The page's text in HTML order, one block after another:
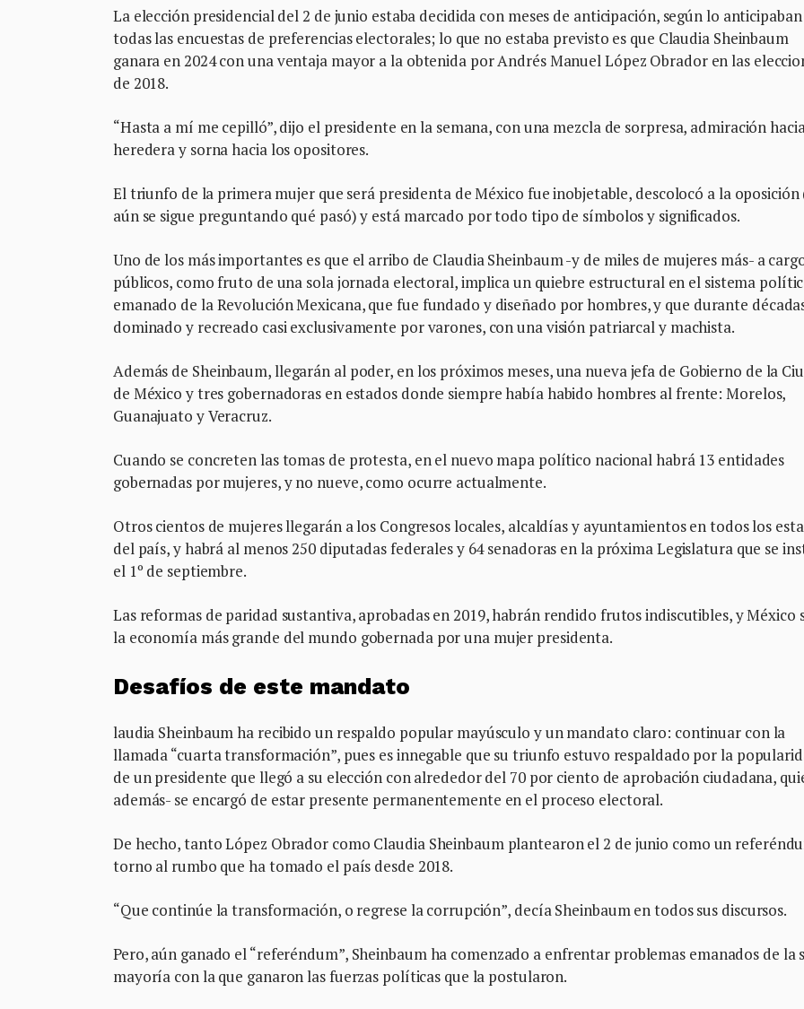
La elección presidencial del 2 de junio estaba decidida con meses de anticipación, según lo anticipaban
todas las encuestas de preferencias electorales; lo que no estaba previsto es que Claudia Sheinbaum
ganara en 2024 con una ventaja mayor a la obtenida por Andrés Manuel López Obrador en las
de 2018.
“Hasta a mí me cepilló”, dijo el presidente en la semana, con una mezcla de sorpresa, admiración
heredera y sorna hacia los opositores.
El triunfo de la primera mujer que será presidenta de México fue inobjetable, descolocó a la oposición
aún se sigue preguntando qué pasó) y está marcado por todo tipo de símbolos y significados.
Uno de los más importantes es que el arribo de Claudia Sheinbaum -y de miles de mujeres más- a
públicos, como fruto de una sola jornada electoral, implica un quiebre estructural en el sistema
emanado de la Revolución Mexicana, que fue fundado y diseñado por hombres, y que durante
dominado y recreado casi exclusivamente por varones, con una visión patriarcal y machista.
Además de Sheinbaum, llegarán al poder, en los próximos meses, una nueva jefa de Gobierno de la
de México y tres gobernadoras en estados donde siempre había habido hombres al frente: Morelos,
Guanajuato y Veracruz.
Cuando se concreten las tomas de protesta, en el nuevo mapa político nacional habrá 13 entidades
gobernadas por mujeres, y no nueve, como ocurre actualmente.
Otros cientos de mujeres llegarán a los Congresos locales, alcaldías y ayuntamientos en todos los
del país, y habrá al menos 250 diputadas federales y 64 senadoras en la próxima Legislatura que se
el 1º de septiembre.
Las reformas de paridad sustantiva, aprobadas en 2019, habrán rendido frutos indiscutibles, y México
la economía más grande del mundo gobernada por una mujer presidenta.
Desafíos de este mandato
laudia Sheinbaum ha recibido un respaldo popular mayúsculo y un mandato claro: continuar con la
llamada “cuarta transformación”, pues es innegable que su triunfo estuvo respaldado por la
de un presidente que llegó a su elección con alrededor del 70 por ciento de aprobación ciudadana,
además- se encargó de estar presente permanentemente en el proceso electoral.
De hecho, tanto López Obrador como Claudia Sheinbaum plantearon el 2 de junio como un
torno al rumbo que ha tomado el país desde 2018.
“Que continúe la transformación, o regrese la corrupción”, decía Sheinbaum en todos sus discursos.
Pero, aún ganado el “referéndum”, Sheinbaum ha comenzado a enfrentar problemas emanados de la
mayoría con la que ganaron las fuerzas políticas que la postularon.